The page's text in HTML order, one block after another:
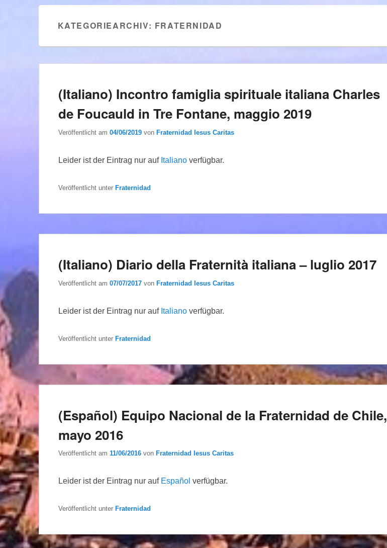
KATEGORIEARCHIV: FRATERNIDAD
(Italiano) Incontro famiglia spirituale italiana Charles
de Foucauld in Tre Fontane, maggio 2019
Veröffentlicht am 04/06/2019 von Fraternidad Iesus Caritas
Leider ist der Eintrag nur auf Italiano verfügbar.
Veröffentlicht unter Fraternidad
(Italiano) Diario della Fraternità italiana – luglio 2017
Veröffentlicht am 07/07/2017 von Fraternidad Iesus Caritas
Leider ist der Eintrag nur auf Italiano verfügbar.
Veröffentlicht unter Fraternidad
(Español) Equipo Nacional de la Fraternidad de Chile,
mayo 2016
Veröffentlicht am 11/06/2016 von Fraternidad Iesus Caritas
Leider ist der Eintrag nur auf Español verfügbar.
Veröffentlicht unter Fraternidad